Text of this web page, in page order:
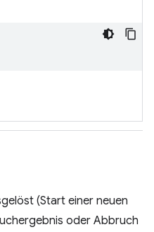
(Start einer neuen
oder Abbruch